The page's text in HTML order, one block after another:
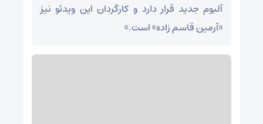
آلبوم جدید قرار دارد و کارگردان این ویدئو نیز
«آرمین قاسم زاده» است.»